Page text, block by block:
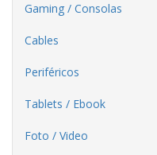
Gaming / Consolas
Cables
Periféricos
Tablets / Ebook
Foto / Video